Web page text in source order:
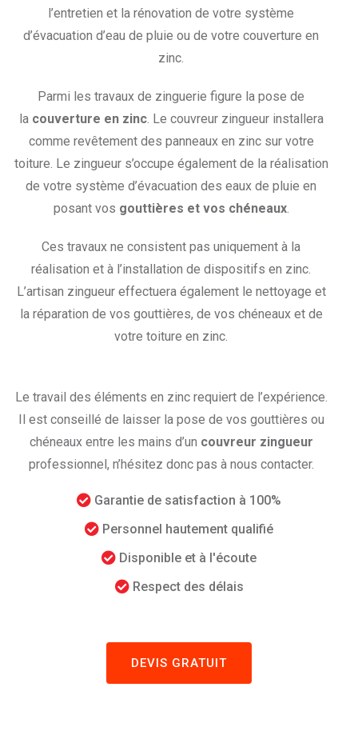
l’entretien et la rénovation de votre système
d’évacuation d’eau de pluie ou de votre couverture en
zinc.
Parmi les travaux de zinguerie figure la pose de
la couverture en zinc. Le couvreur zingueur installera
comme revêtement des panneaux en zinc sur votre
toiture. Le zingueur s’occupe également de la réalisation
de votre système d’évacuation des eaux de pluie en
posant vos gouttières et vos chéneaux.
Ces travaux ne consistent pas uniquement à la
réalisation et à l’installation de dispositifs en zinc.
L’artisan zingueur effectuera également le nettoyage et
la réparation de vos gouttières, de vos chéneaux et de
votre toiture en zinc.
Le travail des éléments en zinc requiert de l’expérience.
Il est conseillé de laisser la pose de vos gouttières ou
chéneaux entre les mains d’un couvreur zingueur
professionnel, n’hésitez donc pas à nous contacter.
Garantie de satisfaction à 100%
Personnel hautement qualifié
Disponible et à l'écoute
Respect des délais
DEVIS GRATUIT